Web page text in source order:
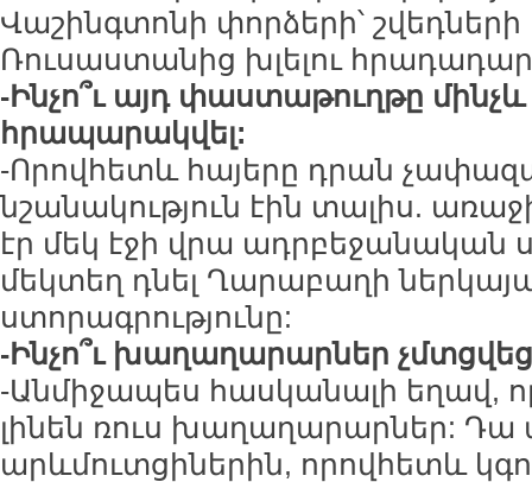
Վաշինգտոնի փորձերի՝ շվեդների
Ռուսաստանից խլելու
-Ինչո՞ւ այդ փաստաթուղթը մինչև
հրապարակվել:
-Որովհետև հայերը դրան
նշանակություն էին տալիս.
էր մեկ էջի վրա ադրբեջանական
մեկտեղ դնել Ղարաբաղի
ստորագրությունը:
-Ինչո՞ւ խաղաղարարներ
-Անմիջապես հասկանալի եղավ,
լինեն ռուս խաղաղարարներ: Դա
արևմուտցիներին, որովհետև